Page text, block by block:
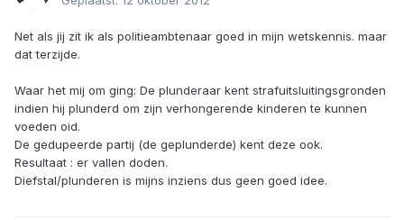
Net als jij zit ik als politieambtenaar goed in mijn wetskennis. maar
dat terzijde.
Waar het mij om ging: De plunderaar kent strafuitsluitingsgronden
indien hij plunderd om zijn verhongerende kinderen te kunnen
voeden oid.
De gedupeerde partij (de geplunderde) kent deze ook.
Resultaat : er vallen doden.
Diefstal/plunderen is mijns inziens dus geen goed idee.